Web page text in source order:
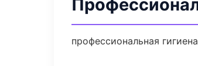
профессиональная